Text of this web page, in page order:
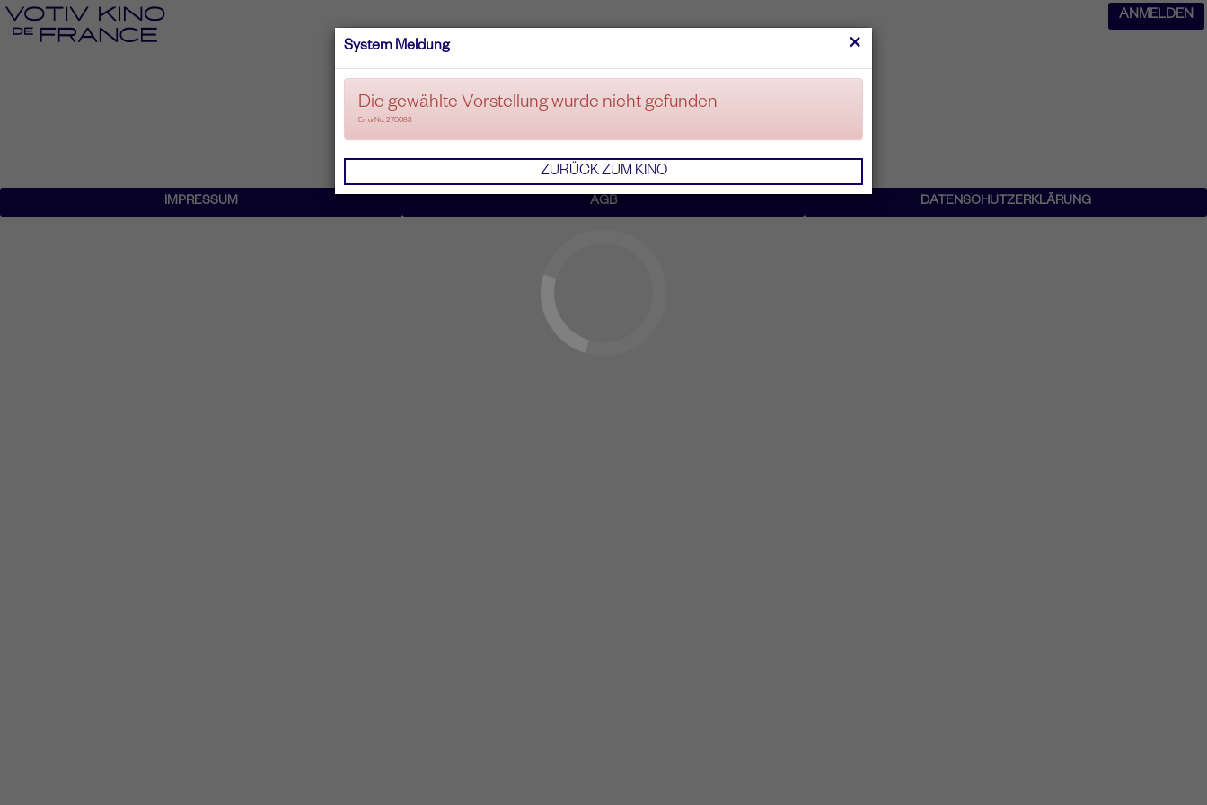
ANMELDEN
×
System Meldung
Die gewählte Vorstellung wurde nicht gefunden
ErrorNo. 270083
ZURÜCK ZUM KINO
IMPRESSUM AGB DATENSCHUTZERKLÄRUNG